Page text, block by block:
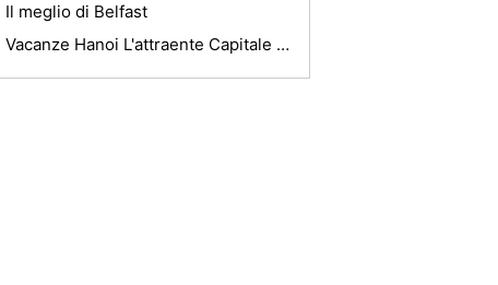
Il meglio di Belfast
Vacanze Hanoi L'attraente Capitale Della millenaria